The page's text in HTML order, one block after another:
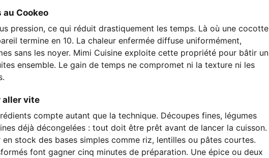
Cookeo
pression, ce qui réduit drastiquement les temps. Là où une cocotte
termine en 10. La chaleur enfermée diffuse uniformément,
sans les noyer. Mimi Cuisine exploite cette propriété pour bâtir un
ensemble. Le gain de temps ne compromet ni la texture ni les
aller vite
compte autant que la technique. Découpes fines, légumes
déjà décongelées : tout doit être prêt avant de lancer la cuisson.
stock des bases simples comme riz, lentilles ou pâtes courtes.
font gagner cinq minutes de préparation. Une épice ou deux